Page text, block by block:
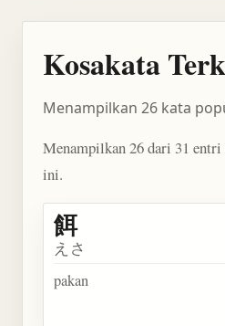
Kosakata
Menampilkan 26 kata
Menampilkan 26 dari 31 entri
ini.
餌
えさ
pakan